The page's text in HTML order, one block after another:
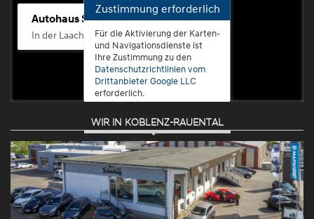
Autohaus Scherhag
In der Laach 76, 56072 Koblenz-Güls
Zustimmung erforderlich
Für die Aktivierung der Karten-
und Navigationsdienste ist
Ihre Zustimmung zu den
Datenschutzrichtlinien vom
Drittanbieter Google LLC
erforderlich.
Zustimmen
und
aktivieren
WIR IN KOBLENZ-RAUENTAL